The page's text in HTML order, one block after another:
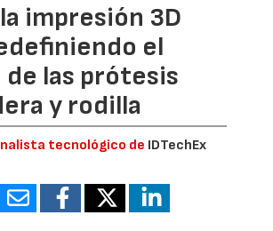
impresión 3D
el
las prótesis
y rodilla
tecnológico de IDTechEx